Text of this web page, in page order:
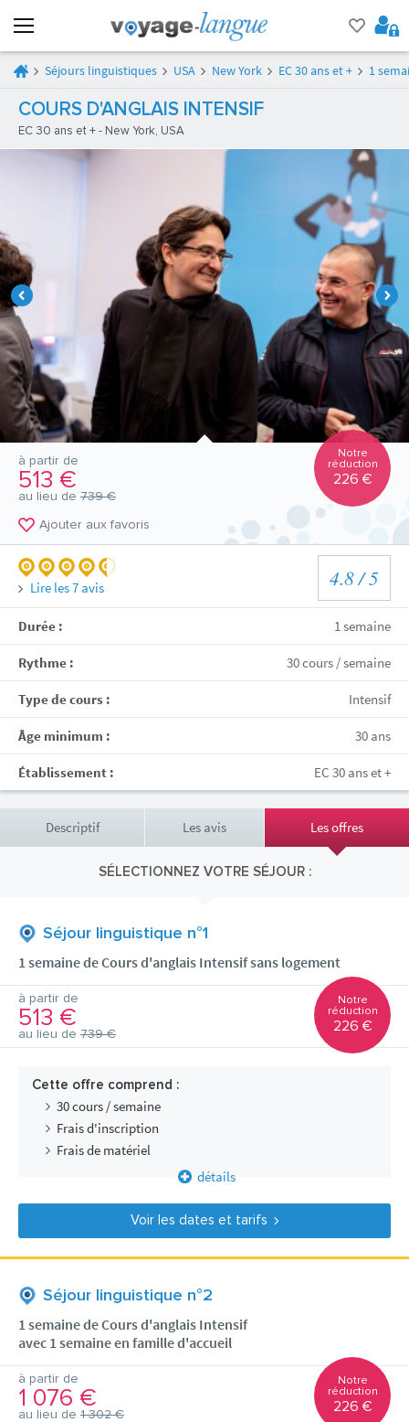
Séjours linguistiques USA New York EC 30 ans et + 1
COURS D'ANGLAIS INTENSIF
EC 30 ans et + - New York, USA
à partir de
513 €
au lieu de 739 €
Notre
réduction
226 €
Ajouter aux favoris
4.8/ 5
Lire les7 avis
Durée : 1 semaine
Rythme : 30 cours / semaine
Type de cours : Intensif
Âge minimum : 30 ans
Établissement : EC 30 ans et +
Descriptif Les avis Les offres
SÉLECTIONNEZ VOTRE SÉJOUR :
Séjour linguistique n°1
1 semaine de Cours d'anglais Intensif sans logement
à partir de
513 €
au lieu de 739 €
Notre
réduction
226 €
Cette offre comprend :
30 cours / semaine
Frais d'inscription
Frais de matériel
détails
Voir les dates et tarifs
Séjour linguistique n°2
1 semaine de Cours d'anglais Intensif
avec 1 semaine en famille d'accueil
à partir de
1 076 €
au lieu de 1 302 €
Notre
réduction
226 €